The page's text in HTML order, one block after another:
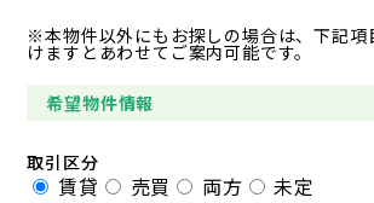
※本物件以外にもお探しの場合は、下記項
けますとあわせてご案内可能です。
希望物件情報
取引区分
賃貸 売買 両方 未定